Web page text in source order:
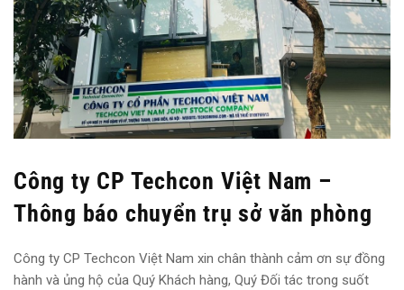
Công ty CP Techcon Việt Nam –
Thông báo chuyển trụ sở văn phòng
Công ty CP Techcon Việt Nam xin chân thành cảm ơn sự đồng
hành và ủng hộ của Quý Khách hàng, Quý Đối tác trong suốt